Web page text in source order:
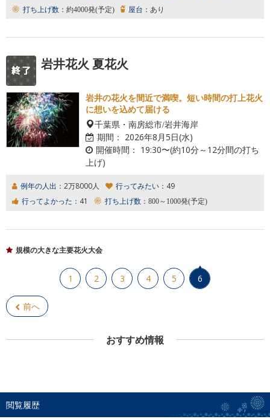
打ち上げ数： 約4000発(予定) 屋台： あり
岩井花火 夏花火
岩井の花火を間近で満喫。短い時間の打上花火
に想いを込めて届ける
千葉県・南房総市/岩井海岸
期間： 2026年8月5日(水)
開催時間： 19:30〜(約10分～12分間の打ち
上げ)
例年の人出： 2万8000人 行ってみたい： 49
行ってよかった： 41 打ち上げ数： 800～1000発(予定)
規模の大きな主要花火大会
前へ
1 2 3 4 5 6
おすすめ情報
閲覧履歴